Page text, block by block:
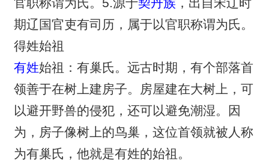
期辽国官吏有司历，属于以官职称谓为氏。
得姓始祖
有姓始祖：有巢氏。远古时期，有个部落首
领善于在树上建房子。房屋建在大树上，可
以避开野兽的侵犯，还可以避免潮湿。因
为，房子像树上的鸟巢，这位首领就被人称
为有巢氏，他就是有姓的始祖。